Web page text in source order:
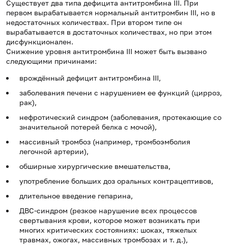
Существует два типа дефицита антитромбина III. При
первом вырабатывается нормальный антитромбин III, но в
недостаточных количествах. При втором типе он
вырабатывается в достаточных количествах, но при этом
дисфункционален.
Снижение уровня антитромбина III может быть вызвано
следующими причинами:
врождённый дефицит антитромбина III,
заболевания печени с нарушением ее функций (цирроз,
рак),
нефротический синдром (заболевания, протекающие со
значительной потерей белка с мочой),
массивный тромбоз (например, тромбоэмболия
легочной артерии),
обширные хирургические вмешательства,
употребление больших доз оральных контрацептивов,
длительное введение гепарина,
ДВС-синдром (резкое нарушение всех процессов
свертывания крови, которое может возникать при
многих критических состояниях: шоках, тяжелых
травмах, ожогах, массивных тромбозах и т. д.),